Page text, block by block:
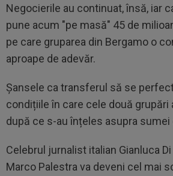
Negocierile au continuat, însă, iar
pune acum "pe masă" 45 de
pe care gruparea din Bergamo o
aproape de adevăr.
Șansele ca transferul să se
condițiile în care cele două grupări
după ce s-au înțeles asupra sumei
Celebrul jurnalist italian Gianluca
Marco Palestra va deveni cel mai